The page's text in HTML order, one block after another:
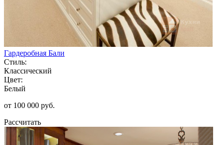
Гардеробная Бали
Стиль:
Классический
Цвет:
Белый
от 100 000 руб.
Рассчитать